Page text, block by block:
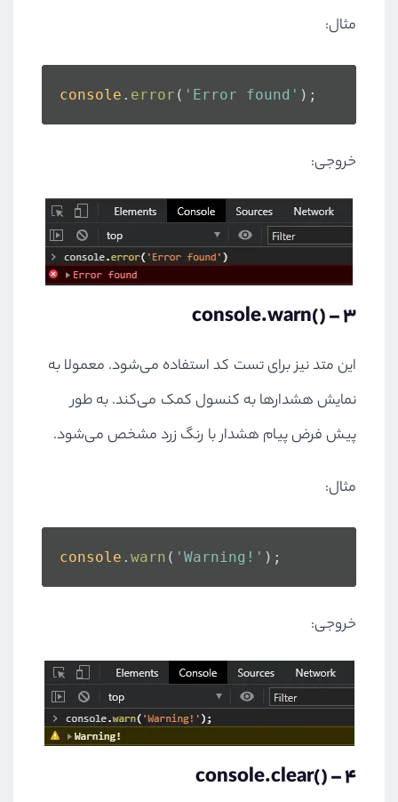
مثال:
console . error ( 'Error found' );
خروجی:
3 –
console.warn()
این متد نیز برای تست کد استفاده می‌شود. معمولا به
نمایش هشدارها به کنسول کمک می‌کند. به طور
پیش فرض پیام هشدار با رنگ زرد مشخص می‌شود.
مثال:
console .warn ( 'Warning!' );
خروجی:
4 –
console.clear()